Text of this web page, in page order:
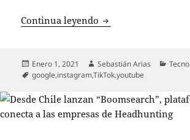
Continua leyendo Google mostrará
Publicado
el
Enero 1, 2021 Autor
Sebastián Arias
Etiquetas
google,instagram,TikTok,youtube